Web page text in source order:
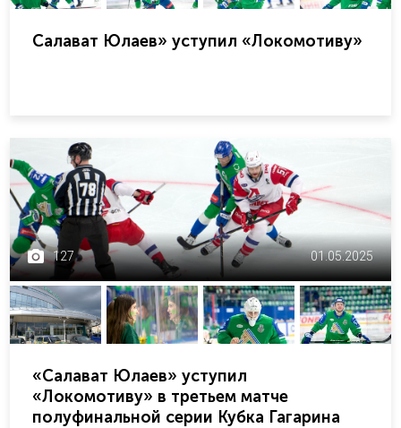
Салават Юлаев» уступил «Локомотиву»
127 01.05.2025
«Салават Юлаев» уступил
«Локомотиву» в третьем матче
полуфинальной серии Кубка Гагарина